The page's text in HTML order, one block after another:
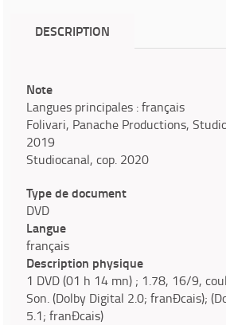
DESCRIPTION
Note
Langues principales : français
Folivari, Panache Productions,
2019
Studiocanal, cop. 2020
Type de document
DVD
Langue
français
Description physique
1 DVD (01 h 14 mn) ; 1.78, 16/9,
Son. (Dolby Digital 2.0; franÐcais);
5.1; franÐcais)